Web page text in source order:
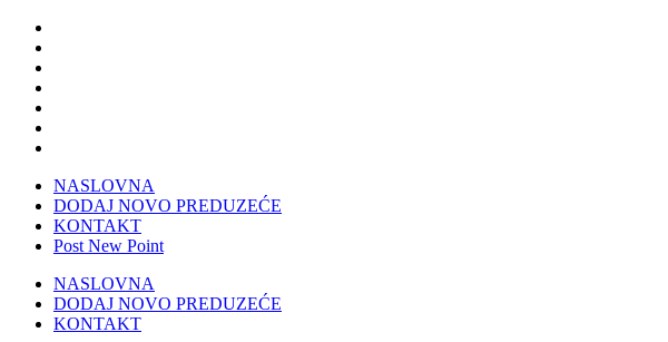
NASLOVNA
DODAJ NOVO PREDUZEĆE
KONTAKT
Post New Point
NASLOVNA
DODAJ NOVO PREDUZEĆE
KONTAKT